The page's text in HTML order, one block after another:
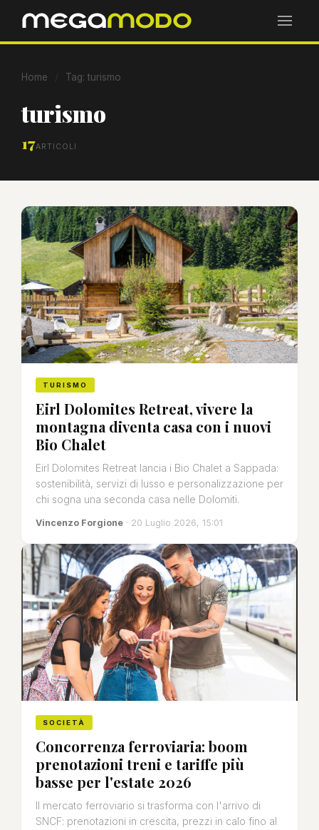
Home Tag: turismo
turismo
17ARTICOLI
TURISMO
Eirl Dolomites Retreat, vivere la
montagna diventa casa con i nuovi
Bio Chalet
Eirl Dolomites Retreat lancia i Bio Chalet a Sappada:
sostenibilità, servizi di lusso e personalizzazione per
chi sogna una seconda casa nelle Dolomiti.
Vincenzo Forgione · 20 Luglio 2026, 15:01
SOCIETÀ
Concorrenza ferroviaria: boom
prenotazioni treni e tariffe più
basse per l'estate 2026
Il mercato ferroviario si trasforma con l'arrivo di
SNCF: prenotazioni in crescita, prezzi in calo fino al